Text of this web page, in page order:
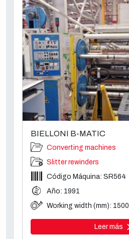
BIELLONI B-MATIC
Converting machines
Slitter rewinders
Código Máquina: SR564
Año: 1991
Working width (mm): 1500
Leer más